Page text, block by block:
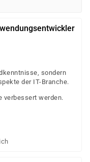
sondern
der IT-Branche.
verbessert werden.